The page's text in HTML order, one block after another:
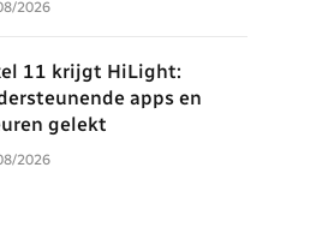
2026
11 krijgt HiLight:
apps en
gelekt
2026